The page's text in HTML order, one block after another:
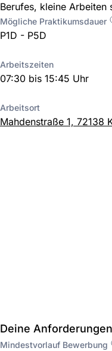
Berufes, kleine Arbeiten
Mögliche Praktikumsdauer
P1D - P5D
Arbeitszeiten
07:30 bis 15:45 Uhr
Arbeitsort
Mahdenstraße 1, 72138
Deine Anforderungen
Mindestvorlauf Bewerbung